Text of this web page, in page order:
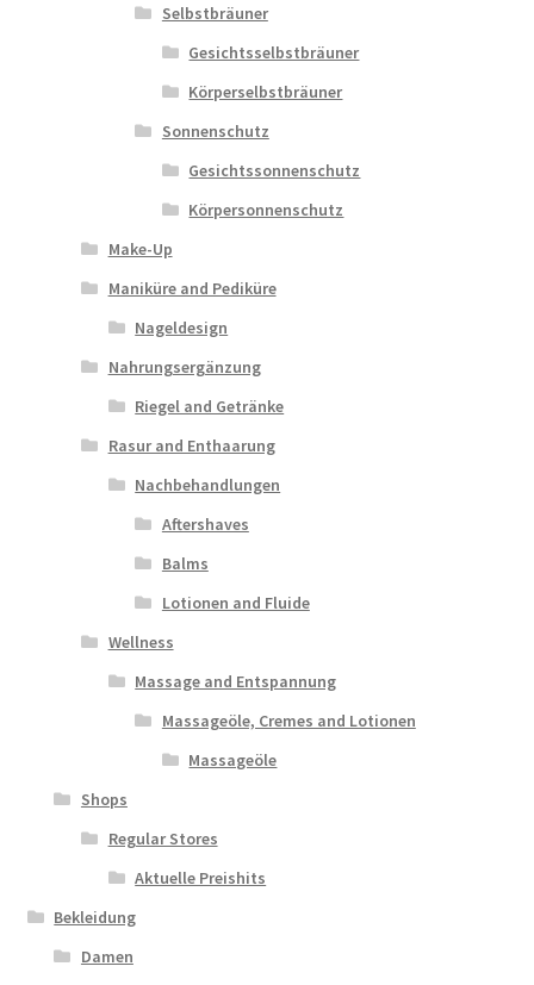
Selbstbräuner
Gesichtsselbstbräuner
Körperselbstbräuner
Sonnenschutz
Gesichtssonnenschutz
Körpersonnenschutz
Make-Up
Maniküre and Pediküre
Nageldesign
Nahrungsergänzung
Riegel and Getränke
Rasur and Enthaarung
Nachbehandlungen
Aftershaves
Balms
Lotionen and Fluide
Wellness
Massage and Entspannung
Massageöle, Cremes and Lotionen
Massageöle
Shops
Regular Stores
Aktuelle Preishits
Bekleidung
Damen